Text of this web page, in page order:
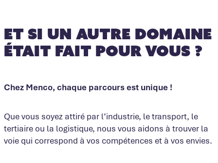
Et si un autre domaine
était fait pour vous ?
Chez Menco, chaque parcours est unique !
Que vous soyez attiré par l’industrie, le transport, le
tertiaire ou la logistique, nous vous aidons à trouver la
voie qui correspond à vos compétences et à vos envies.